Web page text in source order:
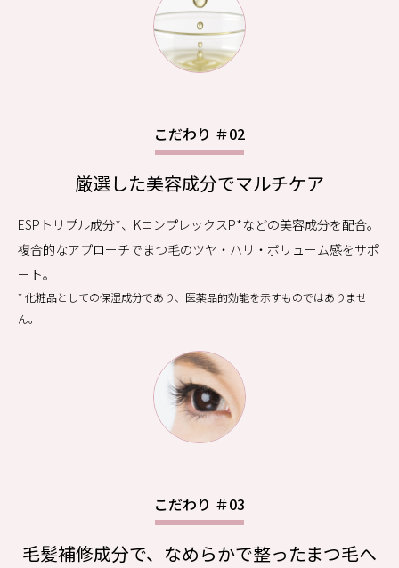
こだわり ＃02
厳選した美容成分でマルチケア
ESPトリプル成分*、KコンプレックスP*などの美容成分を配合。
複合的なアプローチでまつ毛のツヤ・ハリ・ボリューム感をサポ
ート。
* 化粧品としての保湿成分であり、医薬品的効能を示すものではありませ
ん。
こだわり ＃03
毛髪補修成分で、なめらかで整ったまつ毛へ